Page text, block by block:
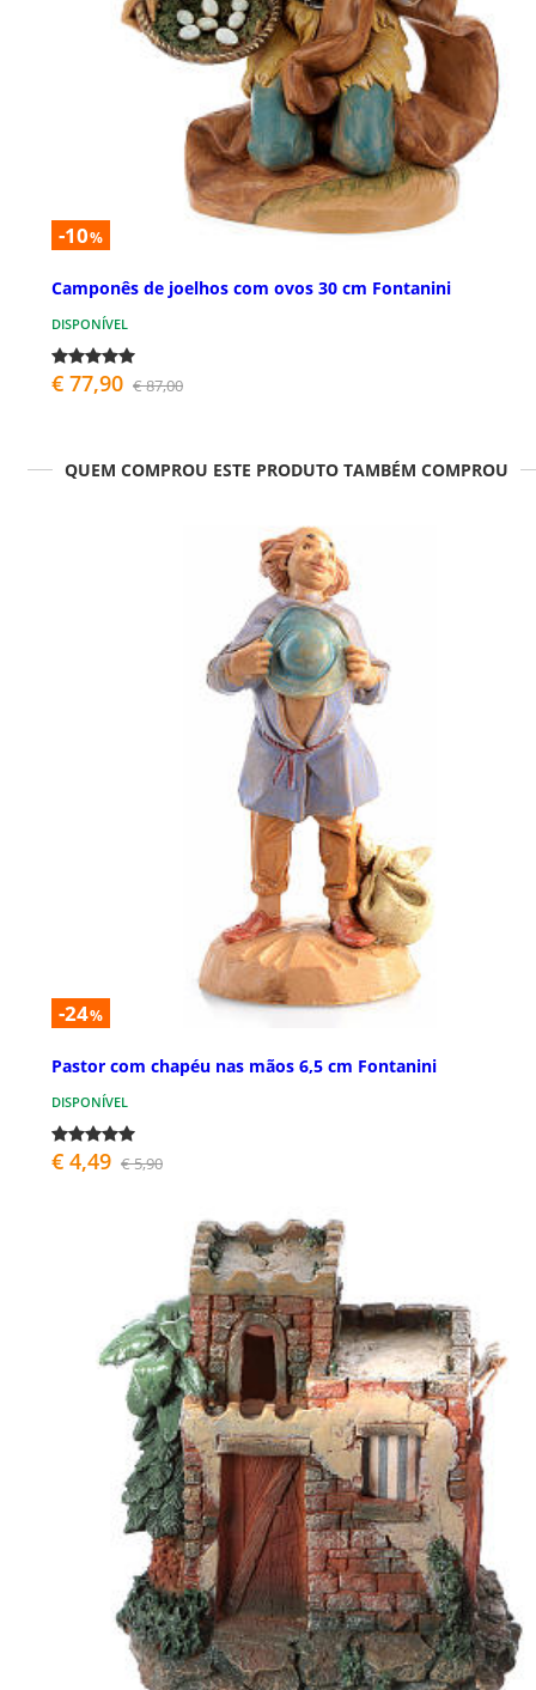
-10%
Camponês de joelhos com ovos 30 cm Fontanini
DISPONÍVEL
€ 77,90 € 87,00
QUEM COMPROU ESTE PRODUTO TAMBÉM COMPROU
-24%
Pastor com chapéu nas mãos 6,5 cm Fontanini
DISPONÍVEL
€ 4,49 € 5,90